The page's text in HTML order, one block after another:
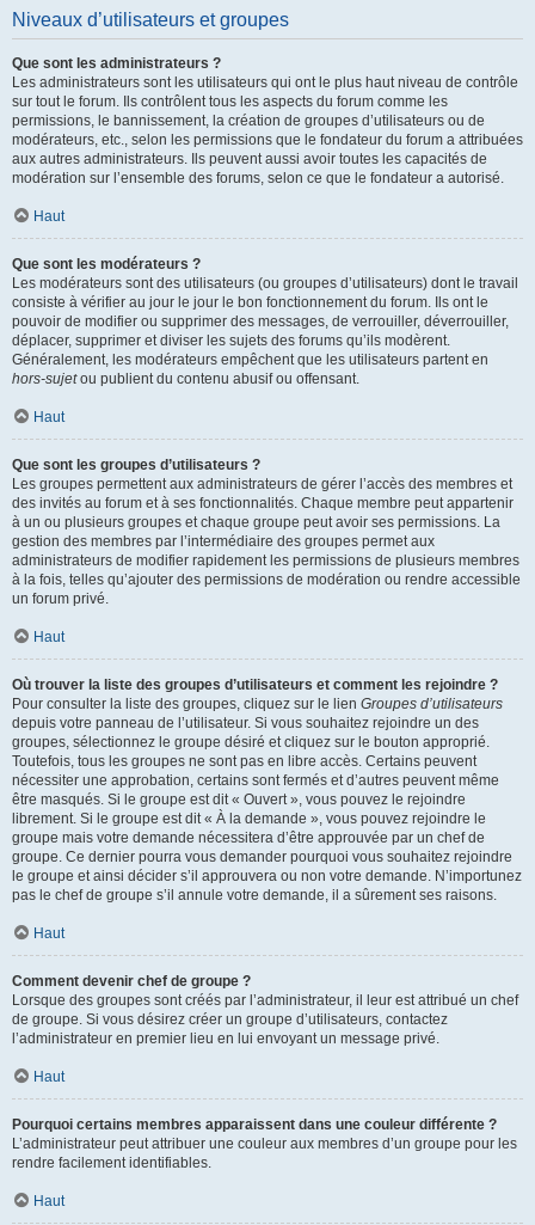
Niveaux d’utilisateurs et groupes
Que sont les administrateurs ?
Les administrateurs sont les utilisateurs qui ont le plus haut niveau de contrôle
sur tout le forum. Ils contrôlent tous les aspects du forum comme les
permissions, le bannissement, la création de groupes d’utilisateurs ou de
modérateurs, etc., selon les permissions que le fondateur du forum a attribuées
aux autres administrateurs. Ils peuvent aussi avoir toutes les capacités de
modération sur l’ensemble des forums, selon ce que le fondateur a autorisé.
Haut
Que sont les modérateurs ?
Les modérateurs sont des utilisateurs (ou groupes d’utilisateurs) dont le travail
consiste à vérifier au jour le jour le bon fonctionnement du forum. Ils ont le
pouvoir de modifier ou supprimer des messages, de verrouiller, déverrouiller,
déplacer, supprimer et diviser les sujets des forums qu’ils modèrent.
Généralement, les modérateurs empêchent que les utilisateurs partent en
hors-sujetou publient du contenu abusif ou offensant.
Haut
Que sont les groupes d’utilisateurs ?
Les groupes permettent aux administrateurs de gérer l’accès des membres et
des invités au forum et à ses fonctionnalités. Chaque membre peut appartenir
à un ou plusieurs groupes et chaque groupe peut avoir ses permissions. La
gestion des membres par l’intermédiaire des groupes permet aux
administrateurs de modifier rapidement les permissions de plusieurs membres
à la fois, telles qu’ajouter des permissions de modération ou rendre accessible
un forum privé.
Haut
Où trouver la liste des groupes d’utilisateurs et comment les rejoindre ?
Pour consulter la liste des groupes, cliquez sur le lien Groupes d’utilisateurs
depuis votre panneau de l’utilisateur. Si vous souhaitez rejoindre un des
groupes, sélectionnez le groupe désiré et cliquez sur le bouton approprié.
Toutefois, tous les groupes ne sont pas en libre accès. Certains peuvent
nécessiter une approbation, certains sont fermés et d’autres peuvent même
être masqués. Si le groupe est dit « Ouvert », vous pouvez le rejoindre
librement. Si le groupe est dit « À la demande », vous pouvez rejoindre le
groupe mais votre demande nécessitera d’être approuvée par un chef de
groupe. Ce dernier pourra vous demander pourquoi vous souhaitez rejoindre
le groupe et ainsi décider s’il approuvera ou non votre demande. N’importunez
pas le chef de groupe s’il annule votre demande, il a sûrement ses raisons.
Haut
Comment devenir chef de groupe ?
Lorsque des groupes sont créés par l’administrateur, il leur est attribué un chef
de groupe. Si vous désirez créer un groupe d’utilisateurs, contactez
l’administrateur en premier lieu en lui envoyant un message privé.
Haut
Pourquoi certains membres apparaissent dans une couleur différente ?
L’administrateur peut attribuer une couleur aux membres d’un groupe pour les
rendre facilement identifiables.
Haut